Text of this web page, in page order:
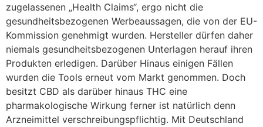
zugelassenen „Health Claims“, ergo nicht die
gesundheitsbezogenen Werbeaussagen, die von der EU-
Kommission genehmigt wurden. Hersteller dürfen daher
niemals gesundheitsbezogenen Unterlagen herauf ihren
Produkten erledigen. Darüber Hinaus einigen Fällen
wurden die Tools erneut vom Markt genommen. Doch
besitzt CBD als darüber hinaus THC eine
pharmakologische Wirkung ferner ist natürlich denn
Arzneimittel verschreibungspflichtig. Mit Deutschland